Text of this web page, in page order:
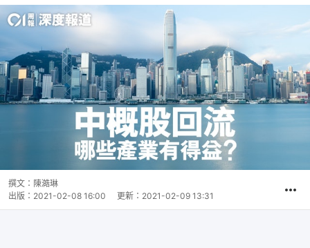
撰文： 陳澔琳
出版： 2021-02-08 16:00 更新： 2021-02-09 13:31